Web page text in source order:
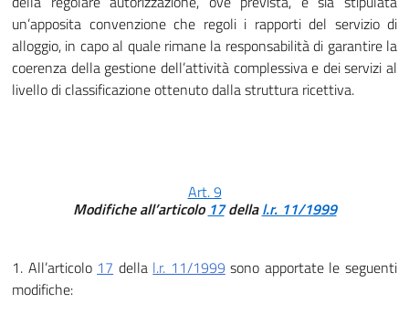
un’apposita convenzione che regoli i rapporti del servizio di
alloggio, in capo al quale rimane la responsabilità di garantire la
coerenza della gestione dell’attività complessiva e dei servizi al
livello di classificazione ottenuto dalla struttura ricettiva.
Art. 9
Modifiche all’articolo 17dellal.r. 11/1999
1. All’articolo 17 della l.r. 11/1999 sono apportate le seguenti
modifiche: